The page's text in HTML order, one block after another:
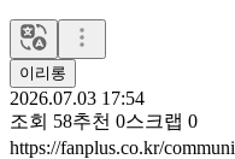
이리롱
2026.07.03 17:54
조회 58추천 0스크랩 0
https://fanplus.co.kr/